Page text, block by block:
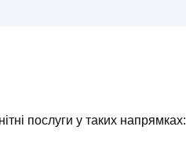
послуги у таких напрямках: